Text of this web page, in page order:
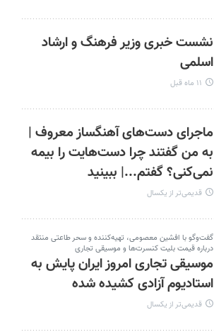
نشست خبری وزیر فرهنگ و ارشاد
اسلمی
۱۱ ماه قبل
ماجرای دست‌های آهنگساز معروف |
به من گفتند چرا دست‌هایت را بیمه
نمی‌کنی؟ گفتم...|‌ ببینید
قدیمی‌تر از یکسال
گفت‌وگو با افشین معصومی، تهیه‌کننده و سحر طاعتی منتقد
درباره قیمت بلیت کنسرت‌ها و موسیقی تجاری
موسیقی تجاری امروز ایران پایش به
استادیوم آزادی کشیده شده
قدیمی‌تر از یکسال